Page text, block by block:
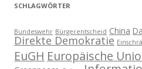
SCHLAGWÖRTER
Bundeswehr Bürgerentscheid China
Direkte Demokratie
EuGH Europäische